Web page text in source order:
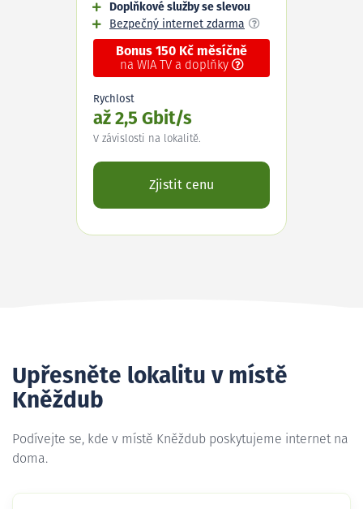
Doplňkové služby se slevou
Bezpečný internet zdarma
Bonus 150 Kč měsíčně
na WIA TV a doplňky
Rychlost
až 2,5 Gbit/s
V závislosti na lokalitě.
Zjistit cenu
Upřesněte lokalitu v místě
Kněždub
Podívejte se, kde v místě Kněždub poskytujeme internet na
doma.